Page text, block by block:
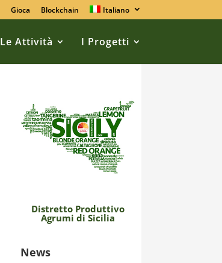
Gioca Blockchain Italiano
Le Attività I Progetti
Distretto Produttivo
Agrumi di Sicilia
News